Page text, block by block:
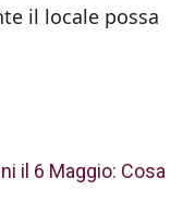
il locale possa
il 6 Maggio: Cosa